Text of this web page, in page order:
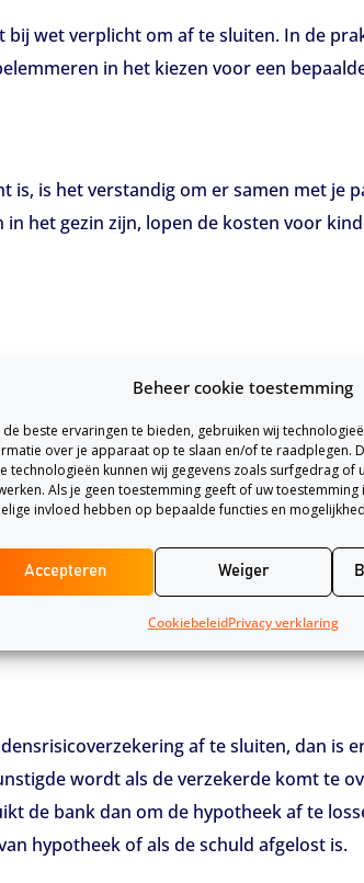
Beheer cookie toestemming
de beste ervaringen te bieden, gebruiken wij
over je apparaat op te slaan en/of te raadplegen.
technologieën kunnen wij gegevens zoals surfgedrag of
Als je geen toestemming geeft of uw toestemming
invloed hebben op bepaalde functies en
Accepteren Weiger
CookiebeleidPrivacy verklaring
wet verplicht om af te sluiten. In de
in het kiezen voor een
is, is het verstandig om er samen met
het gezin zijn, lopen de kosten voor
heeft verplicht tijdens het afsluiten van
van de overlijdensrisicoverzekering
af te sluiten, dan is
wordt als de verzekerde komt te
de bank dan om de hypotheek af te
hypotheek of als de schuld afgelost is.